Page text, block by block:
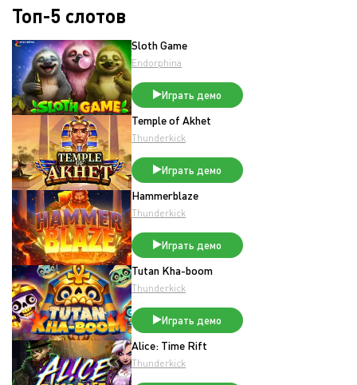
Топ-5 слотов
Sloth Game
Endorphina
Играть демо
Temple of Akhet
Thunderkick
Играть демо
Hammerblaze
Thunderkick
Играть демо
Tutan Kha-boom
Thunderkick
Играть демо
Alice: Time Rift
Thunderkick